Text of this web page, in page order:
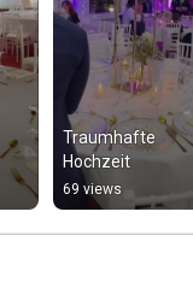
Traumhafte
Hochzeit
69 views